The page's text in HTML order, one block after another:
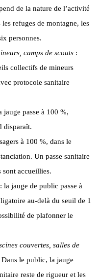
de la nature de l’activité
refuges de montagne, les
personnes.
camps de scouts :
collectifs de mineurs
protocole sanitaire
jauge passe à 100 %,
disparaît.
à 100 %, dans le
Un passe sanitaire
sont accueillies.
: la jauge de public passe à
au-delà du seuil de 1
de plafonner le
couvertes, salles de
le public, la jauge
reste de rigueur et les